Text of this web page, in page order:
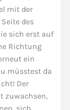
mit der
des
sich erst auf
Richtung
ein
müsstest da
Der
zuwachsen,